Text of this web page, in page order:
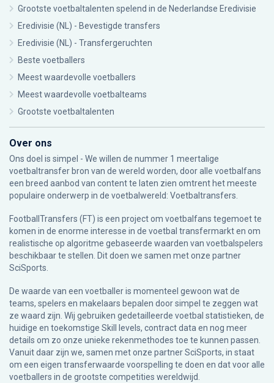
Grootste voetbaltalenten spelend in de Nederlandse Eredivisie
Eredivisie (NL) - Bevestigde transfers
Eredivisie (NL) - Transfergeruchten
Beste voetballers
Meest waardevolle voetballers
Meest waardevolle voetbalteams
Grootste voetbaltalenten
Over ons
Ons doel is simpel - We willen de nummer 1 meertalige
voetbaltransfer bron van de wereld worden, door alle voetbalfans
een breed aanbod van content te laten zien omtrent het meeste
populaire onderwerp in de voetbalwereld: Voetbaltransfers.
FootballTransfers (FT) is een project om voetbalfans tegemoet te
komen in de enorme interesse in de voetbal transfermarkt en om
realistische op algoritme gebaseerde waarden van voetbalspelers
beschikbaar te stellen. Dit doen we samen met onze partner
SciSports
De waarde van een voetballer is momenteel gewoon wat de
teams, spelers en makelaars bepalen door simpel te zeggen wat
ze waard zijn. Wij gebruiken gedetailleerde voetbal statistieken, de
huidige en toekomstige Skill levels, contract data en nog meer
details om zo onze unieke rekenmethodes toe te kunnen passen.
Vanuit daar zijn we, samen met onze partner SciSports, in staat
om een eigen transferwaarde voorspelling te doen en dat voor alle
voetballers in de grootste competities wereldwijd.